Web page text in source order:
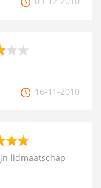
16-11-2010
lidmaatschap